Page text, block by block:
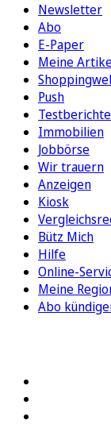
Newsletter
Abo
E-Paper
Meine
Push
Testberichte
Immobilien
Jobbörse
Wir trauern
Anzeigen
Kiosk
Bütz Mich
Hilfe
Online-
Meine
Abo